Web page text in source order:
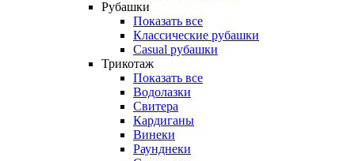
Рубашки
Показать все
Классические рубашки
Casual рубашки
Трикотаж
Показать все
Водолазки
Свитера
Кардиганы
Винеки
Раунднеки